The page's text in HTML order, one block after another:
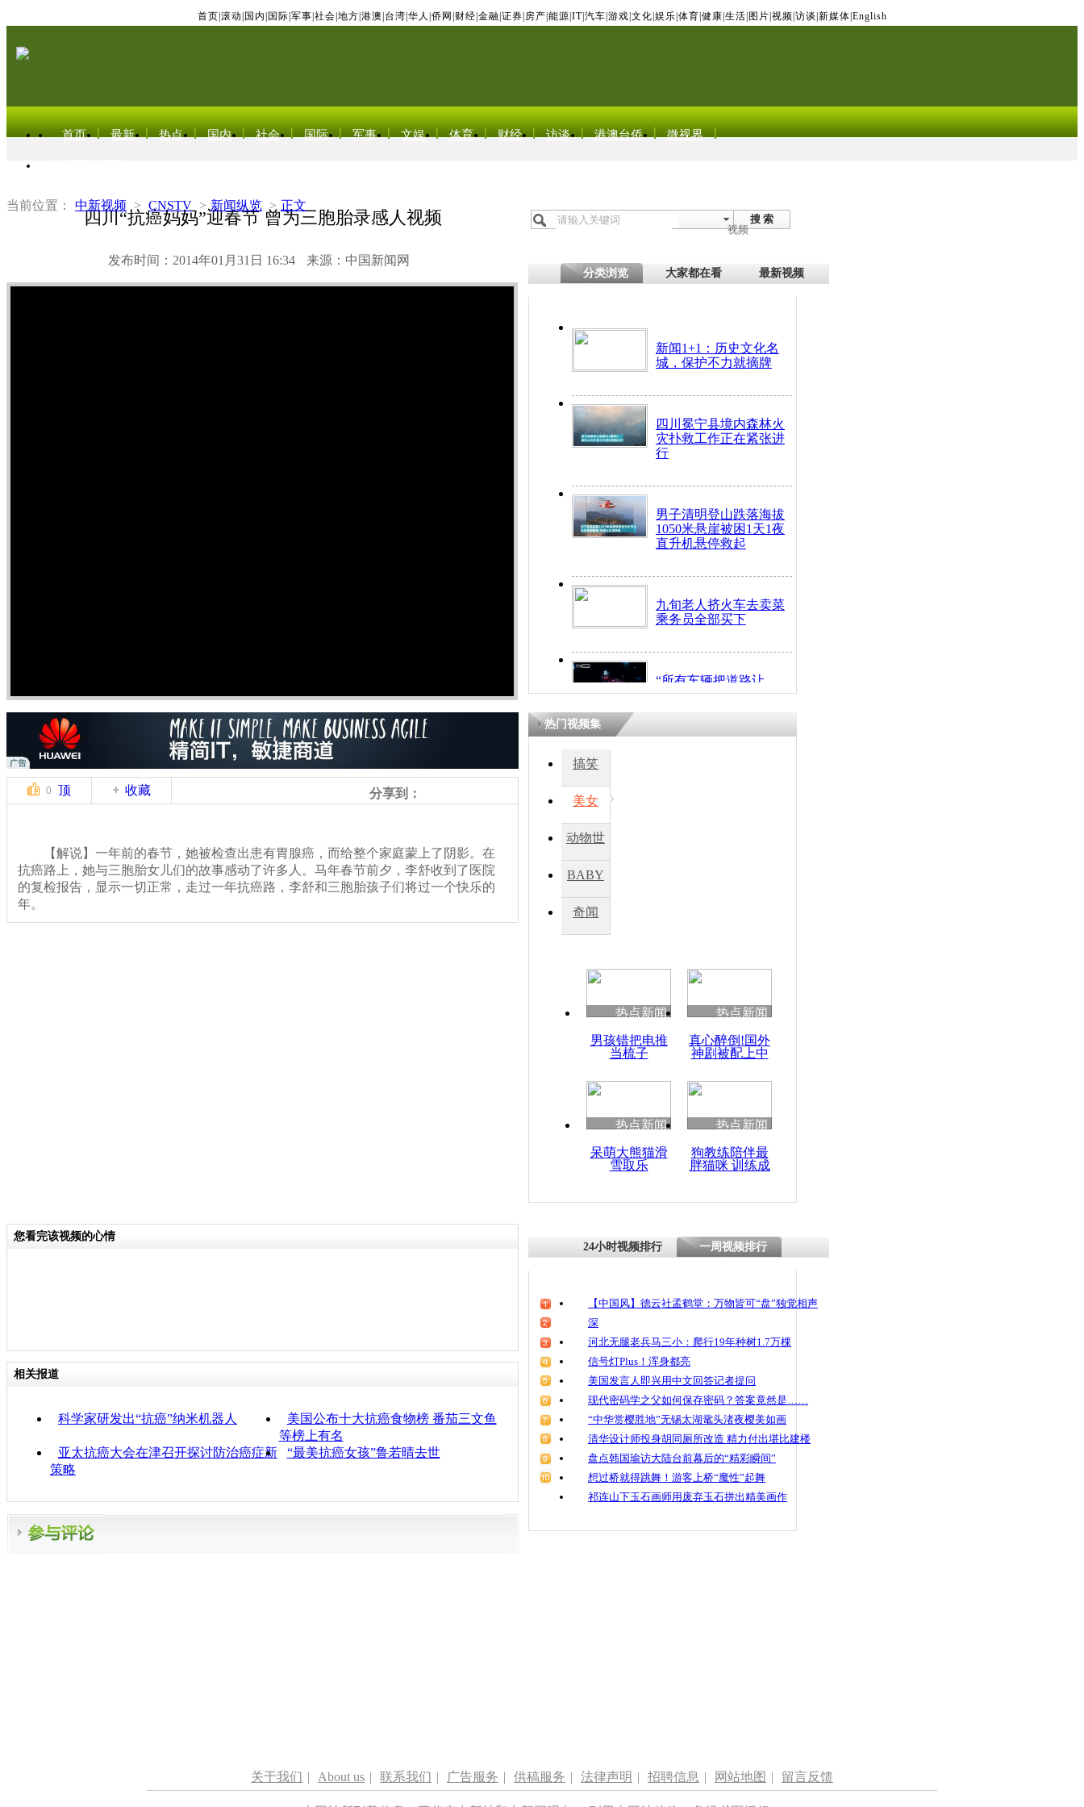
首页 滚动 国内 国际 军事 社会 地方 港澳 台湾 华人 侨网 财经 金融 证券 房产 能源 IT| 汽车 游戏 文化 娱乐 体育 健康 生活 图片 视频 访谈 新媒体 English
首页 最新 热点 国内 社会 国际 军事 文娱 体育 财经 访谈 港澳台侨 微视界
当前位置： 中新视频 > CNSTV > 新闻纵览 > 正文
四川“抗癌妈妈”迎春节 曾为三胞胎录感人视频
发布时间：2014年01月31日 16:34 来源：中国新闻网
搜 索
视频
分类浏览 大家都在看 最新视频
新闻1+1：历史文化名
城，保护不力就摘牌
四川冕宁县境内森林火
灾扑救工作正在紧张进
行
男子清明登山跌落海拔
1050米悬崖被困1天1夜
直升机悬停救起
九旬老人挤火车去卖菜
乘务员全部买下
“所有车辆把道路让
开！”儿童突发疾病交
因
度苗族花山节
魂
0 顶 收藏 分享到：
【解说】一年前的春节，她被检查出患有胃腺癌，而给整个家庭蒙上了阴影。在
抗癌路上，她与三胞胎女儿们的故事感动了许多人。马年春节前夕，李舒收到了医院
的复检报告，显示一切正常，走过一年抗癌路，李舒和三胞胎孩子们将过一个快乐的
年。
热门视频集
搞笑
美女
动物世
BABY
秀
奇闻
热点新闻
男孩错把电推
当梳子
热点新闻
真心醉倒!国外
神剧被配上中
热点新闻
呆萌大熊猫滑
雪取乐
热点新闻
狗教练陪伴最
胖猫咪 训练成
您看完该视频的心情
相关报道
科学家研发出“抗癌”纳米机器人
美国公布十大抗癌食物榜 番茄三文鱼
等榜上有名
亚太抗癌大会在津召开探讨防治癌症新
策略
“最美抗癌女孩”鲁若晴去世
24小时视频排行 一周视频排行
【中国风】德云社孟鹤堂：万物皆可“盘”独觉相声
深
河北无腿老兵马三小：爬行19年种树1.7万棵
信号灯Plus！浑身都亮
美国发言人即兴用中文回答记者提问
现代密码学之父如何保存密码？答案竟然是……
“中华赏樱胜地”无锡太湖鼋头渚夜樱美如画
清华设计师投身胡同厕所改造 精力付出堪比建楼
盘点韩国瑜访大陆台前幕后的“精彩瞬间”
想过桥就得跳舞！游客上桥“魔性”起舞
祁连山下玉石画师用废弃玉石拼出精美画作
关于我们 | About us | 联系我们 | 广告服务 | 供稿服务 | 法律声明 | 招聘信息 | 网站地图 | 留言反馈